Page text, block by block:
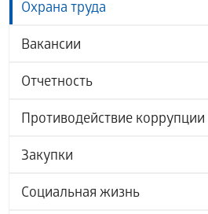
Охрана труда
Вакансии
Отчетность
Противодействие коррупции
Закупки
Социальная жизнь